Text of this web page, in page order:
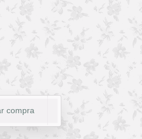
compra